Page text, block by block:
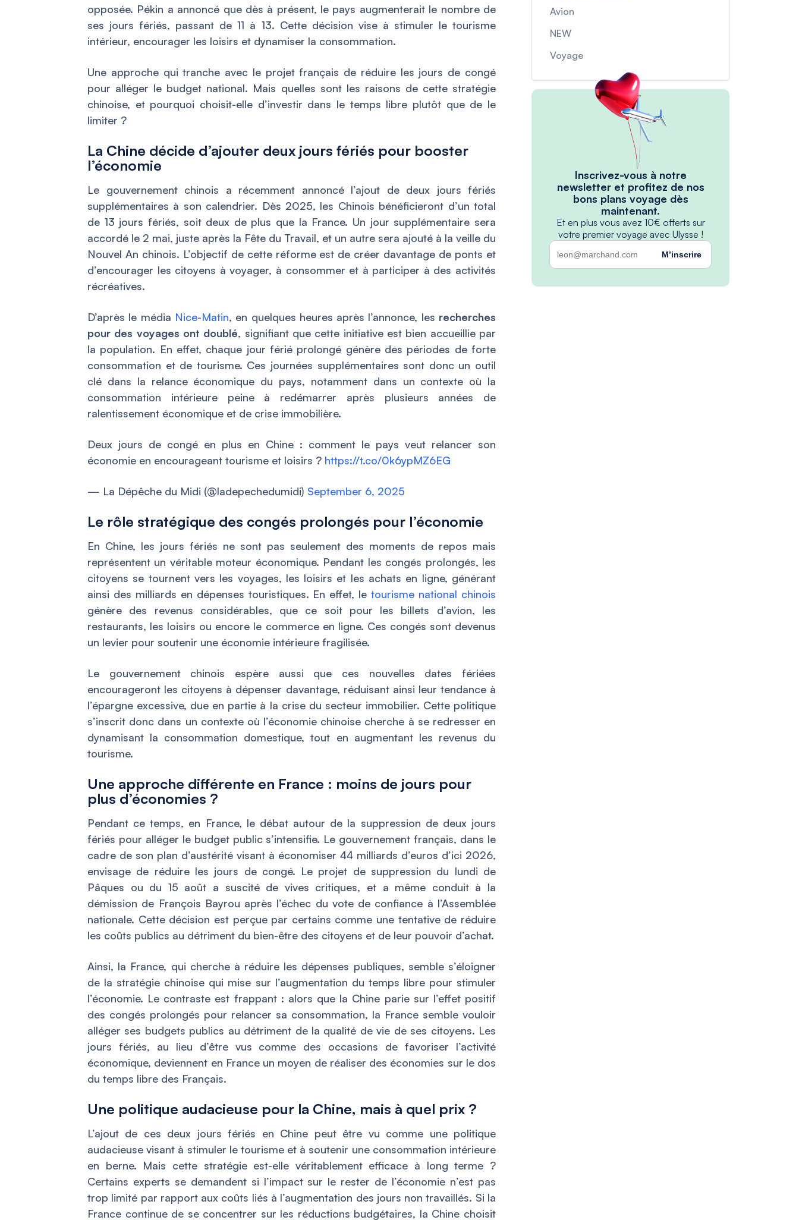
opposée. Pékin a annoncé que dès à présent, le pays augmenterait le nombre de
ses jours fériés, passant de 11 à 13. Cette décision vise à stimuler le tourisme
intérieur, encourager les loisirs et dynamiser la consommation.
Une approche qui tranche avec le projet français de réduire les jours de congé
pour alléger le budget national. Mais quelles sont les raisons de cette stratégie
chinoise, et pourquoi choisit-elle d’investir dans le temps libre plutôt que de le
limiter ?
La Chine décide d’ajouter deux jours fériés pour booster
l’économie
Le gouvernement chinois a récemment annoncé l’ajout de deux jours fériés
supplémentaires à son calendrier. Dès 2025, les Chinois bénéficieront d’un total
de 13 jours fériés, soit deux de plus que la France. Un jour supplémentaire sera
accordé le 2 mai, juste après la Fête du Travail, et un autre sera ajouté à la veille du
Nouvel An chinois. L’objectif de cette réforme est de créer davantage de ponts et
d’encourager les citoyens à voyager, à consommer et à participer à des activités
récréatives.
D’après le média Nice-Matin, en quelques heures après l’annonce, les recherches
pour des voyages ont doublé, signifiant que cette initiative est bien accueillie par
la population. En effet, chaque jour férié prolongé génère des périodes de forte
consommation et de tourisme. Ces journées supplémentaires sont donc un outil
clé dans la relance économique du pays, notamment dans un contexte où la
consommation intérieure peine à redémarrer après plusieurs années de
ralentissement économique et de crise immobilière.
Deux jours de congé en plus en Chine : comment le pays veut relancer son
économie en encourageant tourisme et loisirs ? https://t.co/0k6ypMZ6EG
— La Dépêche du Midi (@ladepechedumidi) September 6, 2025
Le rôle stratégique des congés prolongés pour l’économie
En Chine, les jours fériés ne sont pas seulement des moments de repos mais
représentent un véritable moteur économique. Pendant les congés prolongés, les
citoyens se tournent vers les voyages, les loisirs et les achats en ligne, générant
ainsi des milliards en dépenses touristiques. En effet, letourisme national chinois
génère des revenus considérables, que ce soit pour les billets d’avion, les
restaurants, les loisirs ou encore le commerce en ligne. Ces congés sont devenus
un levier pour soutenir une économie intérieure fragilisée.
Le gouvernement chinois espère aussi que ces nouvelles dates fériées
encourageront les citoyens à dépenser davantage, réduisant ainsi leur tendance à
l’épargne excessive, due en partie à la crise du secteur immobilier. Cette politique
s’inscrit donc dans un contexte où l’économie chinoise cherche à se redresser en
dynamisant la consommation domestique, tout en augmentant les revenus du
tourisme.
Une approche différente en France : moins de jours pour
plus d’économies ?
Pendant ce temps, en France, le débat autour de la suppression de deux jours
fériés pour alléger le budget public s’intensifie. Le gouvernement français, dans le
cadre de son plan d’austérité visant à économiser 44 milliards d’euros d’ici 2026,
envisage de réduire les jours de congé. Le projet de suppression du lundi de
Pâques ou du 15 août a suscité de vives critiques, et a même conduit à la
démission de François Bayrou après l’échec du vote de confiance à l’Assemblée
nationale. Cette décision est perçue par certains comme une tentative de réduire
les coûts publics au détriment du bien-être des citoyens et de leur pouvoir d’achat.
Ainsi, la France, qui cherche à réduire les dépenses publiques, semble s’éloigner
de la stratégie chinoise qui mise sur l’augmentation du temps libre pour stimuler
l’économie. Le contraste est frappant : alors que la Chine parie sur l’effet positif
des congés prolongés pour relancer sa consommation, la France semble vouloir
alléger ses budgets publics au détriment de la qualité de vie de ses citoyens. Les
jours fériés, au lieu d’être vus comme des occasions de favoriser l’activité
économique, deviennent en France un moyen de réaliser des économies sur le dos
du temps libre des Français.
Une politique audacieuse pour la Chine, mais à quel prix ?
L’ajout de ces deux jours fériés en Chine peut être vu comme une politique
audacieuse visant à stimuler le tourisme et à soutenir une consommation intérieure
en berne. Mais cette stratégie est-elle véritablement efficace à long terme ?
Certains experts se demandent si l’impact sur le rester de l’économie n’est pas
trop limité par rapport aux coûts liés à l’augmentation des jours non travaillés. Si la
France continue de se concentrer sur les réductions budgétaires, la Chine choisit
Avion
NEW
Voyage
Inscrivez-vous à notre
newsletter et profitez de nos
bons plans voyage dès
maintenant.
Et en plus vous avez 10€ offerts sur
votre premier voyage avec Ulysse !
M’inscrire